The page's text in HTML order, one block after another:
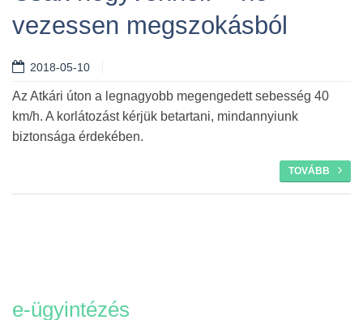
vezessen megszokásból
2018-05-10
Az Atkári úton a legnagyobb megengedett sebesség 40
km/h. A korlátozást kérjük betartani, mindannyiunk
biztonsága érdekében.
TOVÁBB
e-ügyintézés